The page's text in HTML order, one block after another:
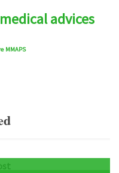
medical advices
MMAPS